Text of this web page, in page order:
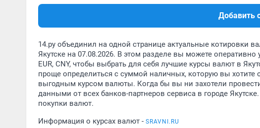
Добавить
14.ру объединил на одной странице актуальные котировки
Якутске на 07.08.2026. В этом разделе вы можете
EUR, CNY, чтобы выбрать для себя лучшие курсы валют в
проще определиться с суммой наличных, которую вы
выгодным курсом валюты. Когда бы вы ни захотели
данными от всех банков-партнеров сервиса в городе
покупки валют.
Информация о курсах валют - SRAVNI.RU